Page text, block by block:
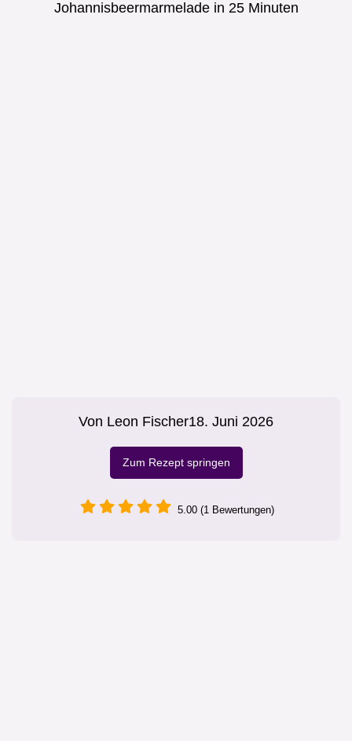
Johannisbeermarmelade in 25 Minuten
Von Leon Fischer18. Juni 2026
Zum Rezept springen
5.00 (1 Bewertungen)